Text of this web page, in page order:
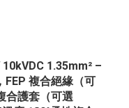
1.35mm² –
FEP 複合絕緣（可
合護套（可選